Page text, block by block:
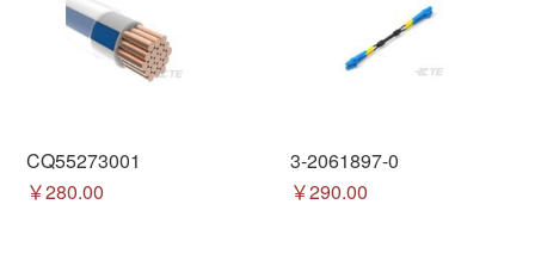
CQ55273001
￥280.00
3-2061897-0
￥290.00